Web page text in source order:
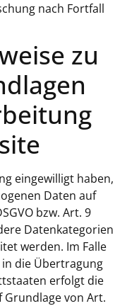
nach Fortfall
zu
eingewilligt haben,
Daten auf
bzw. Art. 9
Datenkategorien
werden. Im Falle
die Übertragung
erfolgt die
von Art.